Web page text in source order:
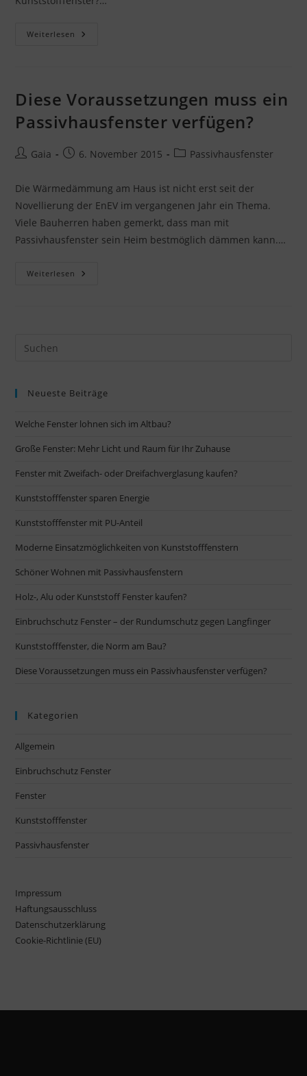
Weiterlesen Kunststofffenster,
Diese Voraussetzungen muss ein
Passivhausfenster verfügen?
Beitrags-
Gaia
Beitrag6. November 2015
Beitrags-
Passivhausfenster
Die Wärmedämmung am Haus ist nicht erst seit der
Novellierung der EnEV im vergangenen Jahr ein Thema.
Viele Bauherren haben gemerkt, dass man mit
Passivhausfenster sein Heim bestmöglich dämmen kann.…
Weiterlesen Diese
Neueste Beiträge
Welche Fenster lohnen sich im Altbau?
Große Fenster: Mehr Licht und Raum für Ihr Zuhause
Fenster mit Zweifach- oder Dreifachverglasung kaufen?
Kunststofffenster sparen Energie
Kunststofffenster mit PU-Anteil
Moderne Einsatzmöglichkeiten von Kunststofffenstern
Schöner Wohnen mit Passivhausfenstern
Holz-, Alu oder Kunststoff Fenster kaufen?
Einbruchschutz Fenster – der Rundumschutz gegen Langfinger
Kunststofffenster, die Norm am Bau?
Diese Voraussetzungen muss ein Passivhausfenster verfügen?
Kategorien
Allgemein
Einbruchschutz Fenster
Fenster
Kunststofffenster
Passivhausfenster
Impressum
Haftungsausschluss
Datenschutzerklärung
Cookie-Richtlinie (EU)